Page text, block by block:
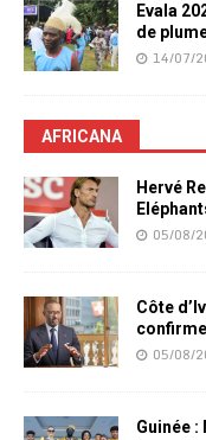
Evala
de
14/07/
AFRICANA
Hervé
05/08/
Côte
05/08/
Guinée